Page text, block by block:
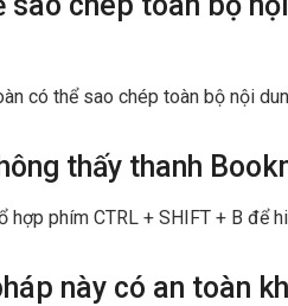
có thể sao chép toàn bộ nội
thấy thanh
hợp phím CTRL + SHIFT + B để
này có an toàn